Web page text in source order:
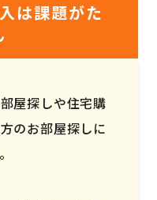
は課題がた
屋探しや住宅購
のお部屋探しに